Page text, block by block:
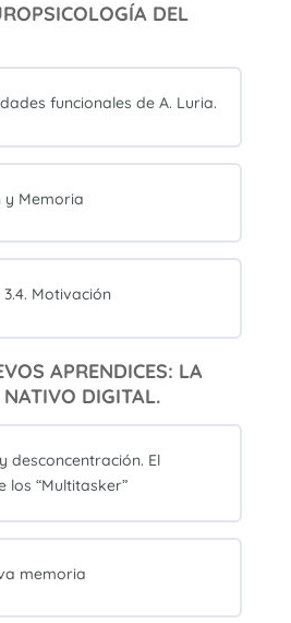
DEL
funcionales de A. Luria.
y Memoria
3.4. Motivación
APRENDICES: LA
DIGITAL.
desconcentración. El
los “Multitasker”
memoria